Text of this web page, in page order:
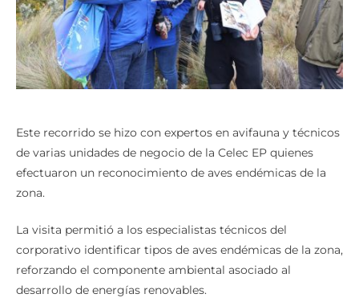
Este recorrido se hizo con expertos en avifauna y técnicos
de varias unidades de negocio de la Celec EP quienes
efectuaron un reconocimiento de aves endémicas de la
zona.
La visita permitió a los especialistas técnicos del
corporativo identificar tipos de aves endémicas de la zona,
reforzando el componente ambiental asociado al
desarrollo de energías renovables.